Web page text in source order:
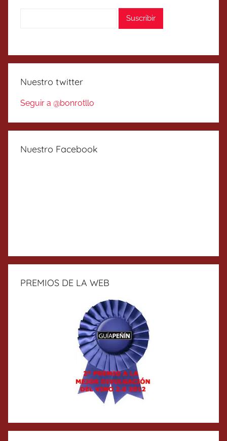
Nuestro twitter
Seguir a @bonrotllo
Nuestro Facebook
PREMIOS DE LA WEB